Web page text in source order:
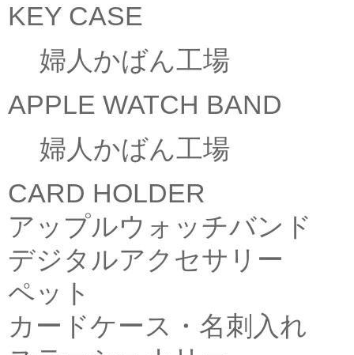
KEY CASE
婦人かばん工場
APPLE WATCH BAND
婦人かばん工場
CARD HOLDER
アップルウォッチバンド
デジタルアクセサリー
ペット
カードケース・名刺入れ